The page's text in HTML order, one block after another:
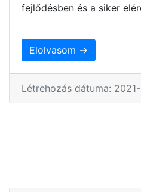
fejlődésben és a siker
Elolvasom →
Létrehozás dátuma: